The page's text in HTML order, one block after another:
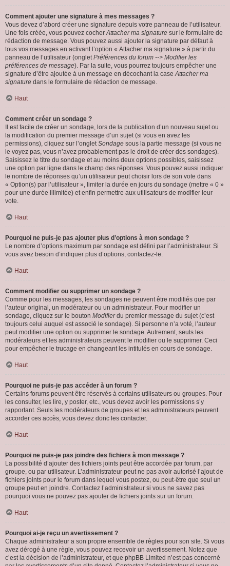
Comment ajouter une signature à mes messages ?
Vous devez d’abord créer une signature depuis votre panneau de l’utilisateur.
Une fois créée, vous pouvez cocherAttacher ma signature sur le formulaire de
rédaction de message. Vous pouvez aussi ajouter la signature par défaut à
tous vos messages en activant l’option « Attacher ma signature » à partir du
panneau de l’utilisateur (ongletPréférences du forum --> Modifier les
préférences de message). Par la suite, vous pourrez toujours empêcher une
signature d’être ajoutée à un message en décochant la caseAttacher ma
signature dans le formulaire de rédaction de message.
Haut
Comment créer un sondage ?
Il est facile de créer un sondage, lors de la publication d’un nouveau sujet ou
la modification du premier message d’un sujet (si vous en avez les
permissions), cliquez sur l’ongletSondage sous la partie message (si vous ne
le voyez pas, vous n’avez probablement pas le droit de créer des sondages).
Saisissez le titre du sondage et au moins deux options possibles, saisissez
une option par ligne dans le champ des réponses. Vous pouvez aussi indiquer
le nombre de réponses qu’un utilisateur peut choisir lors de son vote dans
« Option(s) par l’utilisateur », limiter la durée en jours du sondage (mettre « 0 »
pour une durée illimitée) et enfin permettre aux utilisateurs de modifier leur
vote.
Haut
Pourquoi ne puis-je pas ajouter plus d’options à mon sondage ?
Le nombre d’options maximum par sondage est défini par l’administrateur. Si
vous avez besoin d’indiquer plus d’options, contactez-le.
Haut
Comment modifier ou supprimer un sondage ?
Comme pour les messages, les sondages ne peuvent être modifiés que par
l’auteur original, un modérateur ou un administrateur. Pour modifier un
sondage, cliquez sur le bouton Modifierdu premier message du sujet (c’est
toujours celui auquel est associé le sondage). Si personne n’a voté, l’auteur
peut modifier une option ou supprimer le sondage. Autrement, seuls les
modérateurs et les administrateurs peuvent le modifier ou le supprimer. Ceci
pour empêcher le trucage en changeant les intitulés en cours de sondage.
Haut
Pourquoi ne puis-je pas accéder à un forum ?
Certains forums peuvent être réservés à certains utilisateurs ou groupes. Pour
les consulter, les lire, y poster, etc., vous devez avoir les permissions s’y
rapportant. Seuls les modérateurs de groupes et les administrateurs peuvent
accorder ces accès, vous devez donc les contacter.
Haut
Pourquoi ne puis-je pas joindre des fichiers à mon message ?
La possibilité d’ajouter des fichiers joints peut être accordée par forum, par
groupe, ou par utilisateur. L’administrateur peut ne pas avoir autorisé l’ajout de
fichiers joints pour le forum dans lequel vous postez, ou peut-être que seul un
groupe peut en joindre. Contactez l’administrateur si vous ne savez pas
pourquoi vous ne pouvez pas ajouter de fichiers joints sur un forum.
Haut
Pourquoi ai-je reçu un avertissement ?
Chaque administrateur a son propre ensemble de règles pour son site. Si vous
avez dérogé à une règle, vous pouvez recevoir un avertissement. Notez que
c’est la décision de l’administrateur, et que phpBB Limited n’est pas concerné